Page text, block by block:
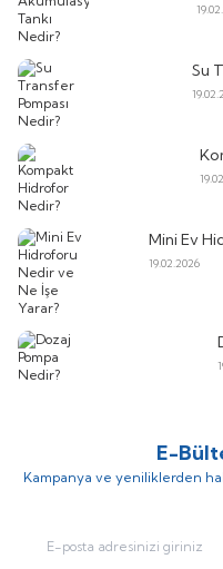
Su
Mini Ev
19.02.2026
E-
Kampanya ve yeniliklerden